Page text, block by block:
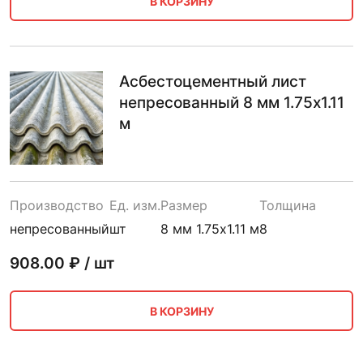
Асбестоцементный лист
непресованный 8 мм 1.75х1.11
м
Производство
непресованный
Ед. изм.
шт
Размер
8 мм 1.75х1.11 м
Толщина
8
908.00 ₽ / шт
В КОРЗИНУ